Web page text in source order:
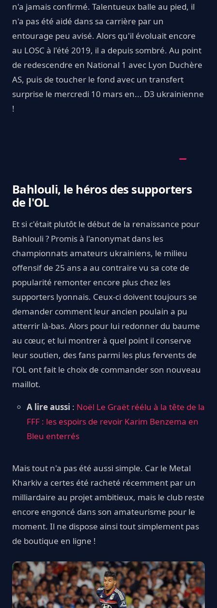
n'a jamais confirmé. Talentueux balle au pied, il
n'a pas été aidé dans sa carrière par un
entourage peu avisé. Alors qu'il évoluait encore
au LOSC à l'été 2019, il a depuis sombré. Au point
de redescendre en National 1 avec Lyon Duchère
AS, puis de toucher le fond avec un transfert
surprise le mercredi 10 mars en... D3 ukrainienne
!
Bahlouli, le héros des supporters
de l'OL
Et si c'était plutôt le début de la renaissance pour
Bahlouli ? Promis à l'anonymat dans les
championnats amateurs ukrainiens, le milieu
offensif de 25 ans a au contraire vu sa cote de
popularité remonter encore plus chez les
supporters lyonnais. Ceux-ci doivent toujours se
demander comment leur ancien poulain a pu
atterrir là-bas. Alors pour lui redonner du baume
au cœur, et lui montrer à quel point il conserve
leur soutien, des fans parmi les plus fervents de
l'OL ont fait le choix de commander son nouveau
maillot.
A lire aussi : Noël Le Graët réélu à la tête de la
FFF : les espoirs de revoir Karim Benzema en
Bleu enterrés
Mais tout n'a pas été aussi simple. Car le Metal
Kharkiv a certes été racheté récemment par un
milliardaire au projet ambitieux, mais le club reste
encore engoncé dans son amateurisme pour le
moment. Il ne dispose ainsi tout simplement pas
de boutique en ligne !